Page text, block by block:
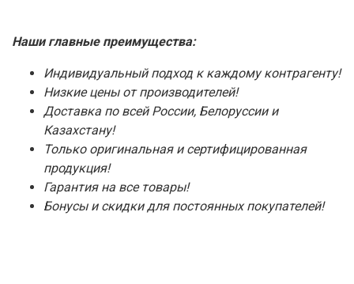
Наши главные преимущества:
Индивидуальный подход к каждому контрагенту!
Низкие цены от производителей!
Доставка по всей России, Белоруссии и
Казахстану!
Только оригинальная и сертифицированная
продукция!
Гарантия на все товары!
Бонусы и скидки для постоянных покупателей!